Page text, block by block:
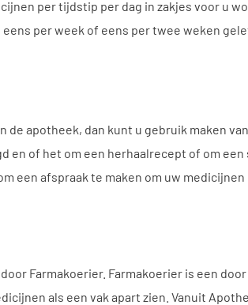
per tijdstip per dag in zakjes voor u
per week of eens per twee weken
apotheek, dan kunt u gebruik maken
en of het om een herhaalrecept of om
een afspraak te maken om uw
Farmakoerier. Farmakoerier is een
als een vak apart zien. Vanuit